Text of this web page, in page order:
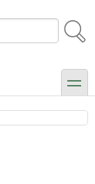
toggle